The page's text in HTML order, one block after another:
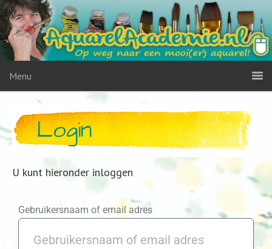
Menu
Login
U kunt hieronder inloggen
Gebruikersnaam of email adres